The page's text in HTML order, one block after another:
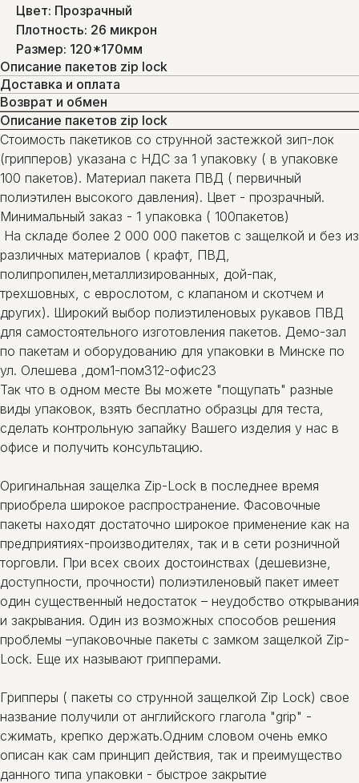
Цвет: Прозрачный
Плотность: 26 микрон
Размер: 120*170мм
Описание пакетов zip lock
Доставка и оплата
Возврат и обмен
Описание пакетов zip lock
Стоимость пакетиков со струнной застежкой зип-лок
(грипперов) указана с НДС за 1 упаковку ( в упаковке
100 пакетов). Материал пакета ПВД ( первичный
полиэтилен высокого давления). Цвет - прозрачный.
Минимальный заказ - 1 упаковка ( 100пакетов)
На складе более 2 000 000 пакетов с защелкой и без из
различных материалов ( крафт, ПВД,
полипропилен,металлизированных, дой-пак,
трехшовных, с еврослотом, с клапаном и скотчем и
других). Широкий выбор полиэтиленовых рукавов ПВД
для самостоятельного изготовления пакетов. Демо-зал
по пакетам и оборудованию для упаковки в Минске по
ул. Олешева ,дом1-пом312-офис23
Так что в одном месте Вы можете "пощупать" разные
виды упаковок, взять бесплатно образцы для теста,
сделать контрольную запайку Вашего изделия у нас в
офисе и получить консультацию.
Оригинальная защелка Zip-Lock в последнее время
приобрела широкое распространение. Фасовочные
пакеты находят достаточно широкое применение как на
предприятиях-производителях, так и в сети розничной
торговли. При всех своих достоинствах (дешевизне,
доступности, прочности) полиэтиленовый пакет имеет
один существенный недостаток – неудобство открывания
и закрывания. Один из возможных способов решения
проблемы –упаковочные пакеты с замком защелкой Zip-
Lock. Еще их называют грипперами.
Грипперы ( пакеты со струнной защелкой Zip Lock) свое
название получили от английского глагола "grip" -
сжимать, крепко держать.Одним словом очень емко
описан как сам принцип действия, так и преимущество
данного типа упаковки - быстрое закрытие